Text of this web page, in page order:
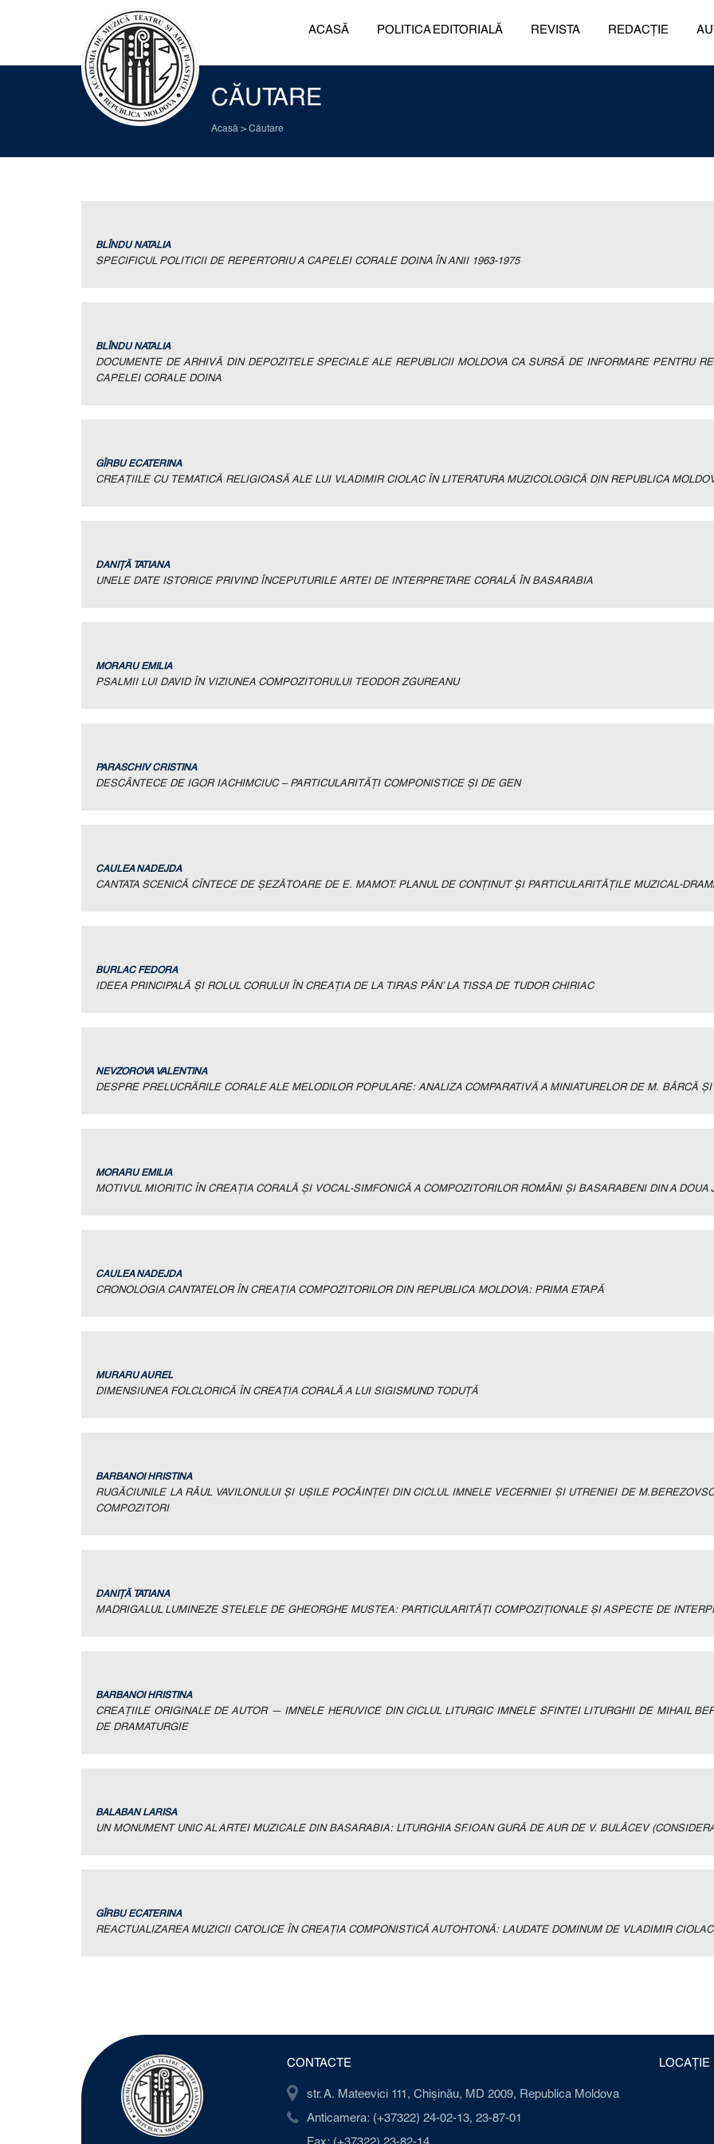
ACASĂ POLITICA EDITORIALĂ REVISTA REDACȚIE
CĂUTARE
Acasă > Căutare
BLÎNDU NATALIA
SPECIFICUL POLITICII DE REPERTORIU A CAPELEI CORALE DOINA ÎN ANII 1963-1975
BLÎNDU NATALIA
DOCUMENTE DE ARHIVĂ DIN DEPOZITELE SPECIALE ALE REPUBLICII MOLDOVA CA SURSĂ DE INFORMARE PENTRU
СAPELEI CORALE DOINA
GÎRBU ECATERINA
CREAŢIILE CU TEMATICĂ RELIGIOASĂ ALE LUI VLADIMIR CIOLAC ÎN LITERATURA MUZICOLOGICĂ DIN REPUBLICA
DANIŢĂ TATIANA
UNELE DATE ISTORICE PRIVIND ÎNCEPUTURILE ARTEI DE INTERPRETARE CORALĂ ÎN BASARABIA
MORARU EMILIA
PSALMII LUI DAVID ÎN VIZIUNEA COMPOZITORULUI TEODOR ZGUREANU
PARASCHIV CRISTINA
DESCÂNTECE DE IGOR IACHIMCIUC – PARTICULARITĂŢI COMPONISTICE ŞI DE GEN
CAULEA NADEJDA
CANTATA SCENICĂ CÎNTECE DE ŞEZĂTOARE DE E. MAMOT: PLANUL DE CONŢINUT ŞI PARTICULARITĂŢILE MUZICAL-
BURLAC FEDORA
IDEEA PRINCIPALĂ ŞI ROLUL CORULUI ÎN CREAŢIA DE LA TIRAS PÂN’ LA TISSA DE TUDOR CHIRIAC
NEVZOROVA VALENTINA
DESPRE PRELUCRĂRILE CORALE ALE MELODILOR POPULARE: ANALIZA COMPARATIVĂ A MINIATURELOR DE M. BÂRCĂ
MORARU EMILIA
MOTIVUL MIORITIC ÎN CREAŢIA CORALĂ ŞI VOCAL-SIMFONICĂ A COMPOZITORILOR ROMÂNI ŞI BASARABENI DIN A DOUA
CAULEA NADEJDA
CRONOLOGIA CANTATELOR ÎN CREAŢIA COMPOZITORILOR DIN REPUBLICA MOLDOVA: PRIMA ETAPĂ
MURARU AUREL
DIMENSIUNEA FOLCLORICĂ ÎN CREAŢIA CORALĂ A LUI SIGISMUND TODUŢĂ
BARBANOI HRISTINA
RUGĂCIUNILE LA RÂUL VAVILONULUI ŞI UŞILE POCĂINŢEI DIN CICLUL IMNELE VECERNIEI ŞI UTRENIEI DE
COMPOZITORI
DANIŢĂ TATIANA
MADRIGALUL LUMINEZE STELELE DE GHEORGHE MUSTEA: PARTICULARITĂŢI COMPOZIŢIONALE ŞI ASPECTE DE
BARBANOI HRISTINA
CREAȚIILE ORIGINALE DE AUTOR — IMNELE HERUVICE DIN CICLUL LITURGIC IMNELE SFINTEI LITURGHII DE MIHAIL
DE DRAMATURGIE
BALABAN LARISA
UN MONUMENT UNIC AL ARTEI MUZICALE DIN BASARABIA: LITURGHIA SF.IOAN GURĂ DE AUR DE V. BULÂCEV
GÎRBU ECATERINA
REACTUALIZAREA MUZICII CATOLICE ÎN CREAŢIA COMPONISTICĂ AUTOHTONĂ: LAUDATE DOMINUM DE VLADIMIR CIOLAC
CONTACTE
str. A. Mateevici 111, Chișinău, MD 2009, Republica Moldova
Anticamera: (+37322) 24-02-13, 23-87-01
Fax: (+37322) 23-82-14
LOCAȚIE